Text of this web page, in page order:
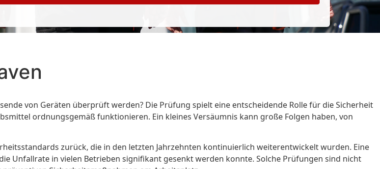
von Geräten überprüft werden? Die Prüfung spielt eine entscheidende Rolle für die Sicherheit
ordnungsgemäß funktionieren. Ein kleines Versäumnis kann große Folgen haben, von
zurück, die in den letzten Jahrzehnten kontinuierlich weiterentwickelt wurden. Eine
Unfallrate in vielen Betrieben signifikant gesenkt werden konnte. Solche Prüfungen sind nicht